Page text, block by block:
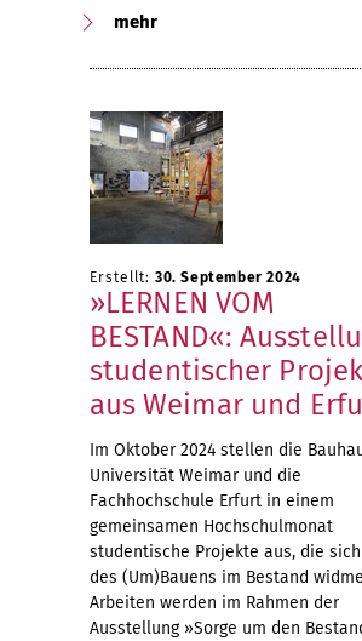
mehr
Erstellt: 30. September 2024
»LERNEN VOM
BESTAND«:
studentischer
aus Weimar und
Im Oktober 2024 stellen die
Universität Weimar und die
Fachhochschule Erfurt in einem
gemeinsamen Hochschulmonat
studentische Projekte aus, die sich
des (Um)Bauens im Bestand
Arbeiten werden im Rahmen der
Ausstellung »Sorge um den